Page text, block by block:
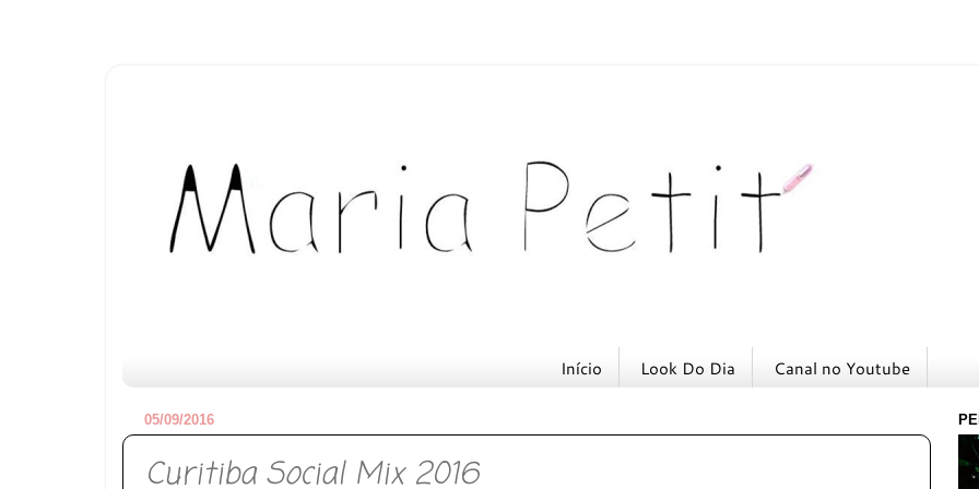
Início Look Do Dia Canal no Youtube
05/09/2016
Curitiba Social Mix 2016